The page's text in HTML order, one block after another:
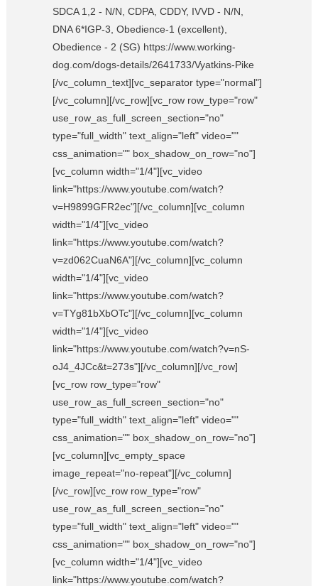
SDCA 1,2 - N/N, CDPA, CDDY, IVVD - N/N,
DNA 6*IGP-3, Obedience-1 (excellent),
Obedience - 2 (SG) https://www.working-
dog.com/dogs-details/2641733/Vyatkins-Pike
[/vc_column_text][vc_separator type="normal"]
[/vc_column][/vc_row][vc_row row_type="row"
use_row_as_full_screen_section="no"
type="full_width" text_align="left" video=""
css_animation="" box_shadow_on_row="no"]
[vc_column width="1/4"][vc_video
link="https://www.youtube.com/watch?
v=H9899GFR2ec"][/vc_column][vc_column
width="1/4"][vc_video
link="https://www.youtube.com/watch?
v=zd062CuaN6A"][/vc_column][vc_column
width="1/4"][vc_video
link="https://www.youtube.com/watch?
v=TYg81bXbOTc"][/vc_column][vc_column
width="1/4"][vc_video
link="https://www.youtube.com/watch?v=nS-
oJ4_4JCc&t=273s"][/vc_column][/vc_row]
[vc_row row_type="row"
use_row_as_full_screen_section="no"
type="full_width" text_align="left" video=""
css_animation="" box_shadow_on_row="no"]
[vc_column][vc_empty_space
image_repeat="no-repeat"][/vc_column]
[/vc_row][vc_row row_type="row"
use_row_as_full_screen_section="no"
type="full_width" text_align="left" video=""
css_animation="" box_shadow_on_row="no"]
[vc_column width="1/4"][vc_video
link="https://www.youtube.com/watch?